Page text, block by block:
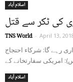
اسلام آباد
TNS World - April 13,
رہے گا: شرکاء احتجاج
اسلام آباد